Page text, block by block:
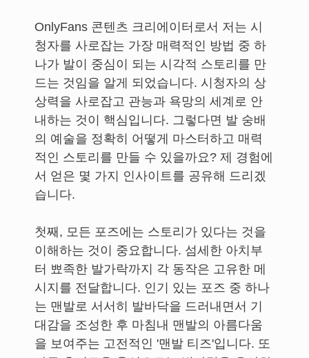
OnlyFans 콘텐츠 크리에이터로서 저는 시
청자를 사로잡는 가장 매력적인 방법 중 하
나가 발이 중심이 되는 시각적 스토리를 만
드는 것임을 알게 되었습니다. 시청자의 상
상력을 사로잡고 관능과 욕망의 세계로 안
내하는 것이 핵심입니다. 그렇다면 발 숭배
의 예술을 정확히 어떻게 마스터하고 매력
적인 스토리를 만들 수 있을까요? 제 경험에
서 얻은 몇 가지 인사이트를 공유해 드리겠
습니다.
첫째, 모든 포즈에는 스토리가 있다는 것을
이해하는 것이 중요합니다. 섬세한 아치부
터 뾰족한 발가락까지 각 동작은 고유한 메
시지를 전달합니다. 인기 있는 포즈 중 하나
는 맨발로 서서히 발바닥을 드러내면서 기
대감을 조성한 후 마침내 맨발의 아름다움
을 보여주는 고전적인 '맨발 티즈'입니다. 또